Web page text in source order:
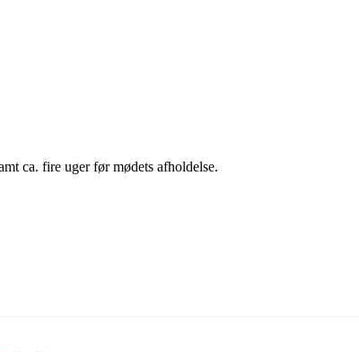
ca. fire uger før mødets afholdelse.